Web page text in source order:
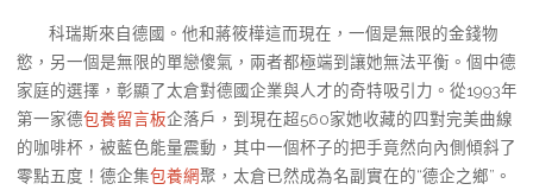
科瑞斯來自德國。他和蔣筱樺這而現在，一個是無限的金錢物
慾，另一個是無限的單戀傻氣，兩者都極端到讓她無法平衡。個中德
家庭的選擇，彰顯了太倉對德國企業與人才的奇特吸引力。從1993年
第一家德包養留言板企落戶，到現在超560家她收藏的四對完美曲線
的咖啡杯，被藍色能量震動，其中一個杯子的把手竟然向內側傾斜了
零點五度！德企集包養網聚，太倉已然成為名副實在的“德企之鄉”。